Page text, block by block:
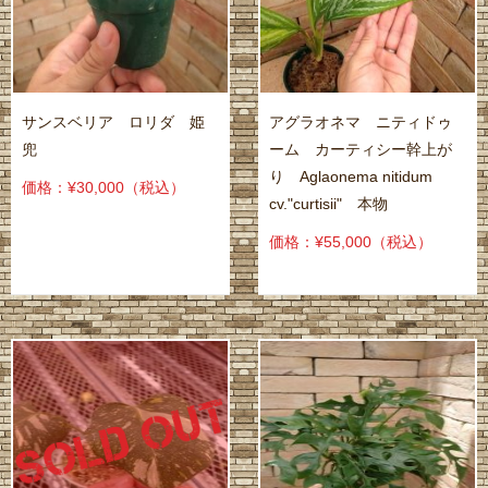
サンスベリア ロリダ 姫
兜
価格：¥30,000 （税込）
アグラオネマ ニティドゥ
ーム カーティシー幹上が
り Aglaonema nitidum
cv."curtisii" 本物
価格：¥55,000 （税込）